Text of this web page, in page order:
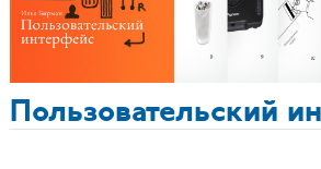
Пользовательский